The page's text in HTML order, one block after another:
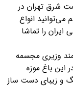
شرق تهران در
می‌توانید انواع
را تماشا
وزیری مجسمه
این باغ موزه
و زیبای دست ساز